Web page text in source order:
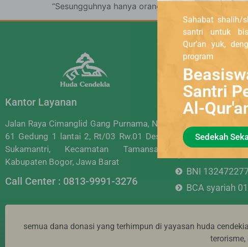
“Sesungguhnya hanya orang-orang yang
Kantor Layanan
Jalan Raya Cimanglid Gang Purnama, No.
61 Gedung 1 lantai 2, Rt/03 Rw.01 Desa
Sukamantri, Kecamatan Tamansari,
Kabupaten Bogor, Jawa Barat
Call Center : 0813-9991-3276
Rekening a.n
Cendekia
BRI
BCA
BSI
BNI
BCA syariah
semua dana donasi yang terhimpun di yayasan huda
Sahabat shalih/
santri untuk
Qur’an yuk,
program
Santri
Al-
Sedekah